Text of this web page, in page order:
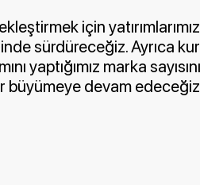
için
sürdüreceğiz. Ayrıca
yaptığımız marka
büyümeye devam